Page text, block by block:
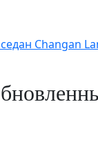
Changan